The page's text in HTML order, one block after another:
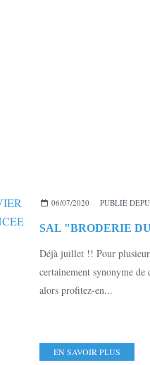
06/07/2020 PUBLIÉ
Déjà juillet !! Pour
certainement synonyme de
alors profitez-en...
EN SAVOIR PLUS